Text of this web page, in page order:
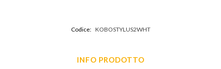
Codice: KOBOSTYLUS2WHT
INFO PRODOTTO